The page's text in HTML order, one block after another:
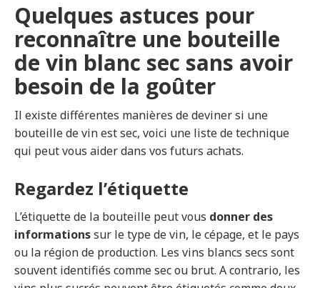
Quelques astuces pour
reconnaître une bouteille
de vin blanc sec sans avoir
besoin de la goûter
Il existe différentes manières de deviner si une
bouteille de vin est sec, voici une liste de technique
qui peut vous aider dans vos futurs achats.
Regardez l’étiquette
L’étiquette de la bouteille peut vous donner des
informationssur le type de vin, le cépage, et le pays
ou la région de production. Les vins blancs secs sont
souvent identifiés comme sec ou brut. A contrario, les